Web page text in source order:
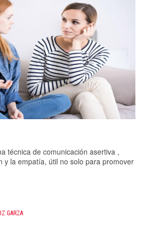
técnica de comunicación asertiva ,
y la empatía, útil no solo para promover
GARZA